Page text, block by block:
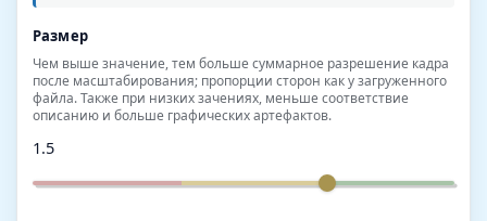
Размер
Чем выше значение, тем больше суммарное разрешение кадра
после масштабирования; пропорции сторон как у загруженного
файла. Также при низких зачениях, меньше соответствие
описанию и больше графических артефактов.
1.5